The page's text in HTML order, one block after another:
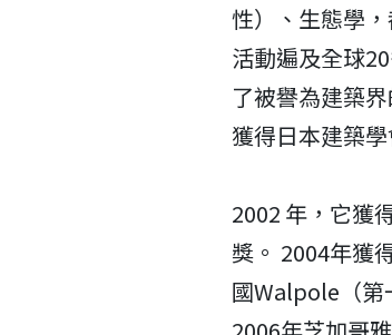
性）、生態學
活動遍及全球
了被譽為建築
獲得日本建築
2002 年，它獲
獎。 2004年獲
國Walpole（第